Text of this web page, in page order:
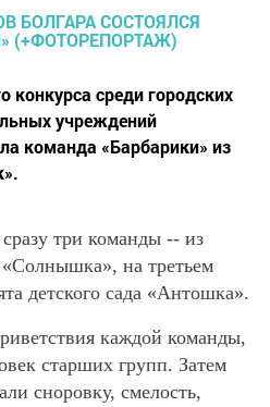
конкурса среди городских
учреждений
команда «Барбарики» из
три команды -- из
на третьем
детского сада «Антошка».
каждой команды,
старших групп. Затем
сноровку, смелость,